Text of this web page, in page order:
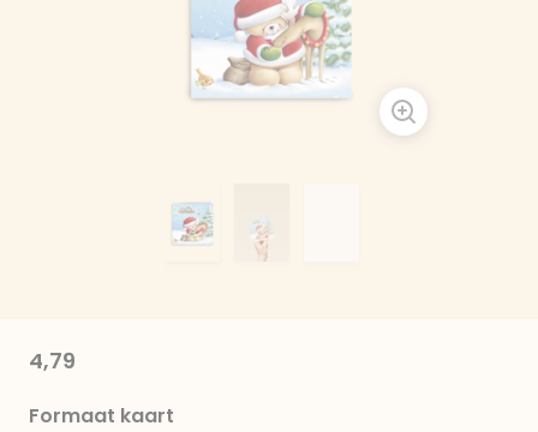
4,79
Formaat kaart